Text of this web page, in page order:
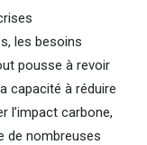
les besoins
pousse à revoir
capacité à réduire
l’impact carbone,
de nombreuses